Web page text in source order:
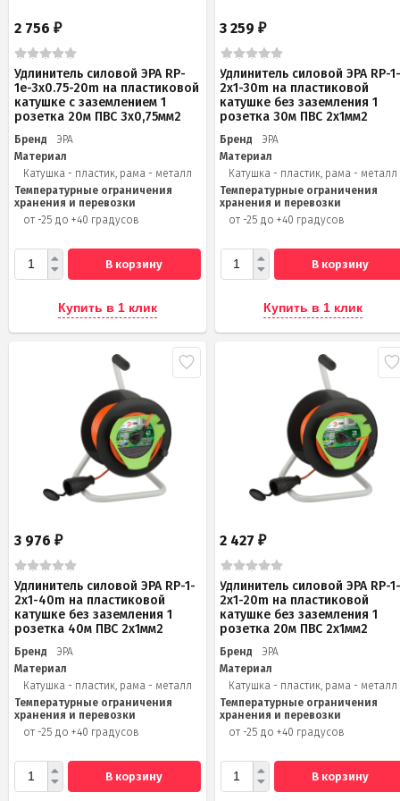
2 756 ₽
Удлинитель силовой ЭРА RP-
1e-3х0.75-20m на пластиковой
катушке c заземлением 1
розетка 20м ПВС 3х0,75мм2
Бренд
ЭРА
Материал
Катушка - пластик, рама - металл
Температурные ограничения
хранения и перевозки
от -25 до +40 градусов
В корзину
Купить в 1 клик
3 259₽
Удлинитель силовой ЭРА RP-
2x1-30m на пластиковой
катушке без заземления 1
розетка 30м ПВС 2x1мм2
Бренд
ЭРА
Материал
Катушка - пластик, рама - металл
Температурные ограничения
хранения и перевозки
от -25 до +40 градусов
В корзину
Купить в 1 клик
3 976 ₽
Удлинитель силовой ЭРА RP-1-
2x1-40m на пластиковой
катушке без заземления 1
розетка 40м ПВС 2x1мм2
Бренд
ЭРА
Материал
Катушка - пластик, рама - металл
Температурные ограничения
хранения и перевозки
от -25 до +40 градусов
В корзину
2 427₽
Удлинитель силовой ЭРА RP-
2x1-20m на пластиковой
катушке без заземления 1
розетка 20м ПВС 2х1мм2
Бренд
ЭРА
Материал
Катушка - пластик, рама - металл
Температурные ограничения
хранения и перевозки
от -25 до +40 градусов
В корзину